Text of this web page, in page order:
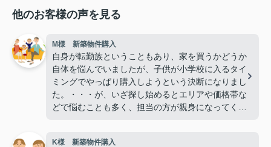
他のお客様の声を見る
M様 新築物件購入
自身が転勤族ということもあり、家を買うかどうか
自体を悩んでいましたが、子供が小学校に入るタイ
ミングでやっぱり購入しようという決断になりまし
た。・・・が、いざ探し始めるとエリアや価格帯な
どで悩むことも多く、担当の方が親身になってくれ
K様 新築物件購入